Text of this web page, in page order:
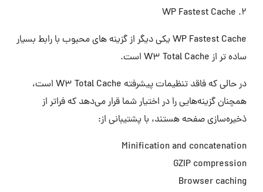
2. WP Fastest Cache
WP Fastest Cache یکی دیگر از گزینه های محبوب با رابط بسیار
ساده تر از W3 Total Cache است.
در حالی که فاقد تنظیمات پیشرفته W3 Total Cache است،
همچنان گزینه‌هایی را در اختیار شما قرار می‌دهد که فراتر از
ذخیره‌سازی صفحه هستند، با پشتیبانی از:
Minification and concatenation
GZIP compression
Browser caching